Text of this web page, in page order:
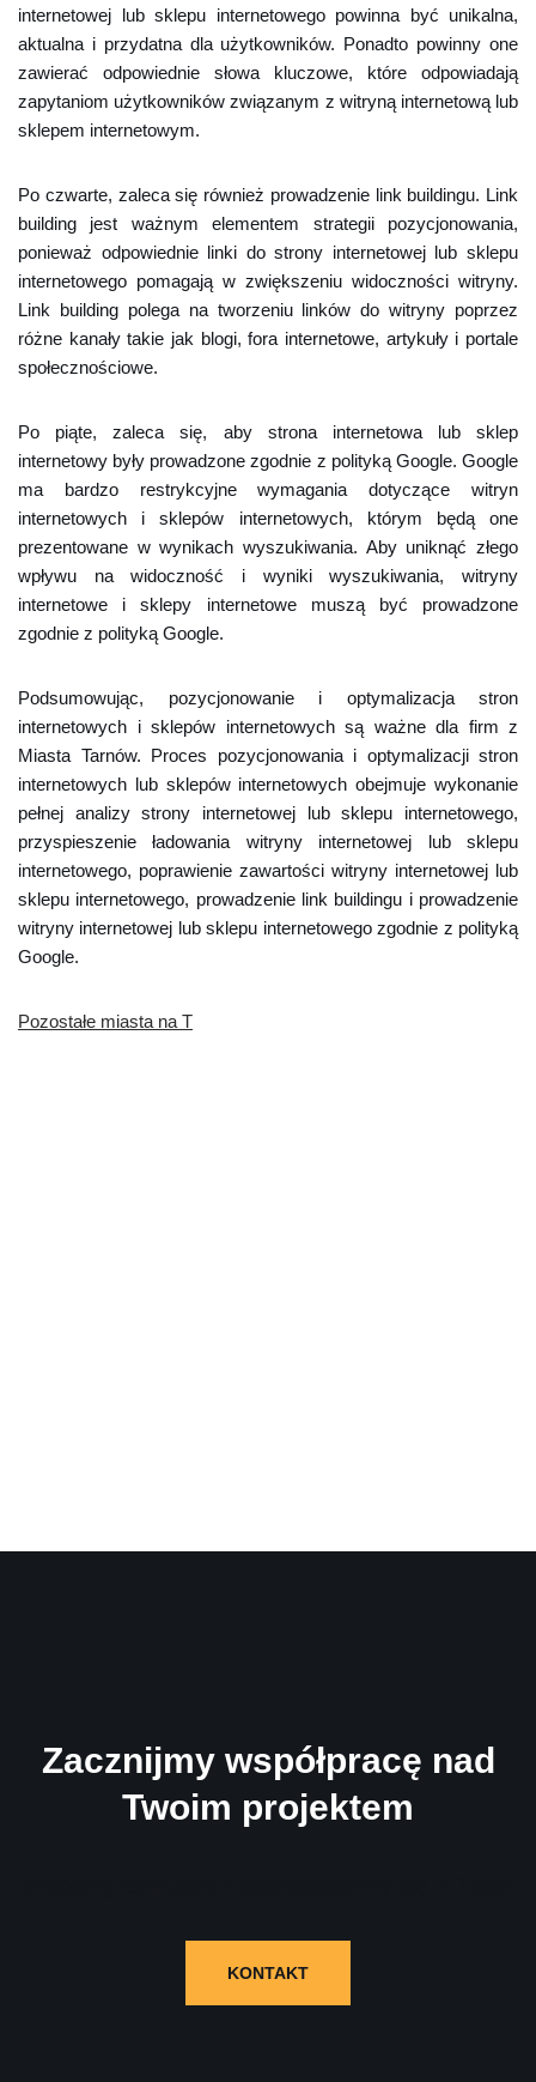
internetowej lub sklepu internetowego powinna być unikalna,
aktualna i przydatna dla użytkowników. Ponadto powinny one
zawierać odpowiednie słowa kluczowe, które odpowiadają
zapytaniom użytkowników związanym z witryną internetową lub
sklepem internetowym.
Po czwarte, zaleca się również prowadzenie link buildingu. Link
building jest ważnym elementem strategii pozycjonowania,
ponieważ odpowiednie linki do strony internetowej lub sklepu
internetowego pomagają w zwiększeniu widoczności witryny.
Link building polega na tworzeniu linków do witryny poprzez
różne kanały takie jak blogi, fora internetowe, artykuły i portale
społecznościowe.
Po piąte, zaleca się, aby strona internetowa lub sklep
internetowy były prowadzone zgodnie z polityką Google. Google
ma bardzo restrykcyjne wymagania dotyczące witryn
internetowych i sklepów internetowych, którym będą one
prezentowane w wynikach wyszukiwania. Aby uniknąć złego
wpływu na widoczność i wyniki wyszukiwania, witryny
internetowe i sklepy internetowe muszą być prowadzone
zgodnie z polityką Google.
Podsumowując, pozycjonowanie i optymalizacja stron
internetowych i sklepów internetowych są ważne dla firm z
Miasta Tarnów. Proces pozycjonowania i optymalizacji stron
internetowych lub sklepów internetowych obejmuje wykonanie
pełnej analizy strony internetowej lub sklepu internetowego,
przyspieszenie ładowania witryny internetowej lub sklepu
internetowego, poprawienie zawartości witryny internetowej lub
sklepu internetowego, prowadzenie link buildingu i prowadzenie
witryny internetowej lub sklepu internetowego zgodnie z polityką
Google.
Pozostałe miasta na T
Zacznijmy współpracę nad
Twoim projektem
KONTAKT